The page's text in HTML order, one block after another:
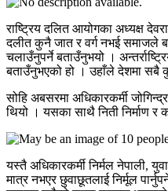
राष्ट्रिय दलित आयोगका अध्यक्ष
दलीत कुनै जात र वर्ग नभई समाजले
चलाउँनुपर्ने बताउँनुभयो ।
बताउँनुभएको हो । उहाँले देशमा सबै
सोहि अबसरमा अधिकारकर्मी
थियो । यसका साथै निती निर्माण र
यस्तै अधिकारकर्मी निर्मल नेपाली,
मात्र नभएर छुवाछूतलाई निर्मूल